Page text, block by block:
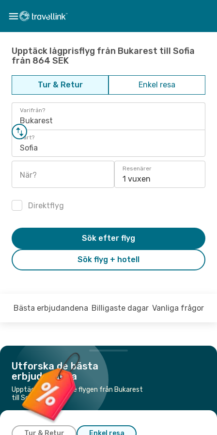
Upptäck lågprisflyg från Bukarest till Sofia
från 864 SEK
Tur & Retur Enkel resa
Varifrån?
Bukarest
Vart?
Sofia
När?
Resenärer
1 vuxen
Direktflyg
Sök flyg + hotell
Sök efter flyg
Bästa erbjudandena Billigaste dagar Vanliga frågor
Utforska de bästa
erbjudandena
Upptäck de billigaste flygen från Bukarest
till Sofia
Tur & Retur Enkel resa